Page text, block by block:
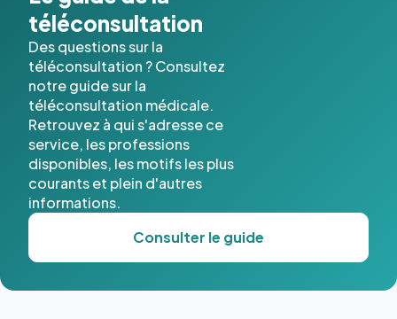
téléconsultation
Des questions sur la
téléconsultation ? Consultez
notre guide sur la
téléconsultation médicale.
Retrouvez à qui s'adresse ce
service, les professions
disponibles, les motifs les plus
courants et plein d'autres
informations.
Consulter le guide